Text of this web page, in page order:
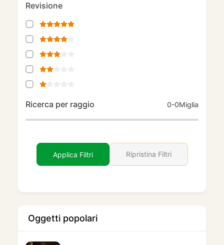
Revisione
Ricerca per raggio 0-0Miglia
Applica Filtri Ripristina Filtri
Oggetti popolari